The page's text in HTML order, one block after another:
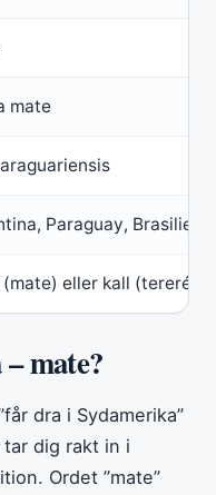
mate
Paraguay, Brasilien,
(mate) eller kall (tereré)
mate?
dra i Sydamerika”
dig rakt in i
Ordet ”mate”